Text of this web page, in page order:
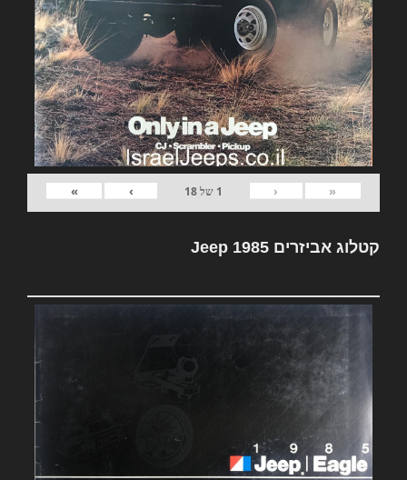
«
‹
1 של18
›
»
קטלוג אביזרים Jeep 1985